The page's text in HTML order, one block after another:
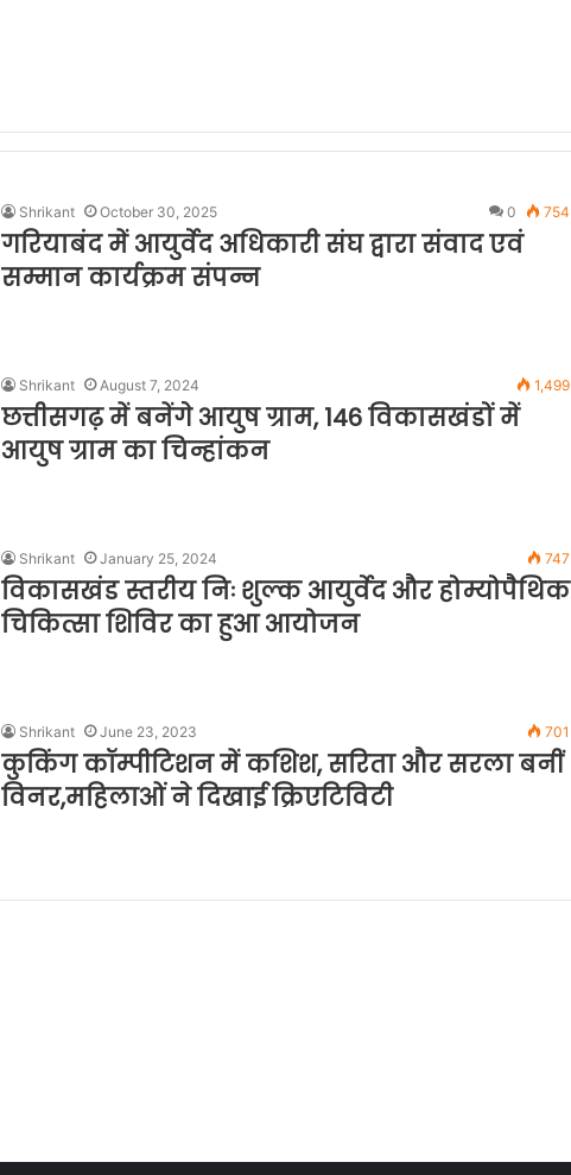
Shrikant October 30, 2025 0 754
गरियाबंद में आयुर्वेद अधिकारी संघ द्वारा संवाद एवं
सम्मान कार्यक्रम संपन्न
Shrikant August 7, 2024 1,499
छत्तीसगढ़ में बनेंगे आयुष ग्राम, 146 विकासखंडों में
आयुष ग्राम का चिन्हांकन
Shrikant January 25, 2024 747
विकासखंड स्तरीय निः शुल्क आयुर्वेद और होम्योपैथिक
चिकित्सा शिविर का हुआ आयोजन
Shrikant June 23, 2023 701
कुकिंग कॉम्पीटिशन में कशिश, सरिता और सरला बनीं
विनर,महिलाओं ने दिखाई क्रिएटिविटी